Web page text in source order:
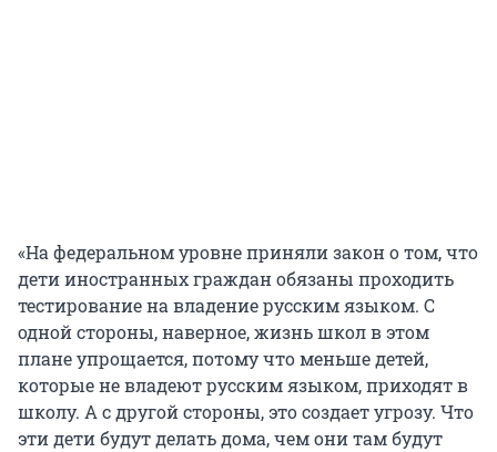
«На федеральном уровне приняли закон о том, что
дети иностранных граждан обязаны проходить
тестирование на владение русским языком. С
одной стороны, наверное, жизнь школ в этом
плане упрощается, потому что меньше детей,
которые не владеют русским языком, приходят в
школу. А с другой стороны, это создает угрозу. Что
эти дети будут делать дома, чем они там будут